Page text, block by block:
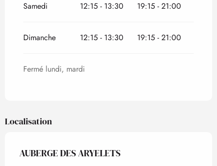
Samedi 12:15 - 13:30 19:15 - 21:00
Dimanche 12:15 - 13:30 19:15 - 21:00
Fermé lundi, mardi
Localisation
AUBERGE DES ARYELETS